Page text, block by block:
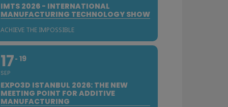
IMTS 2026 - INTERNATIONAL
MANUFACTURING TECHNOLOGY SHOW
ACHIEVE THE IMPOSSIBLE
17
SEP
19
EXPO3D ISTANBUL 2026: THE NEW
MEETING POINT FOR ADDITIVE
MANUFACTURING